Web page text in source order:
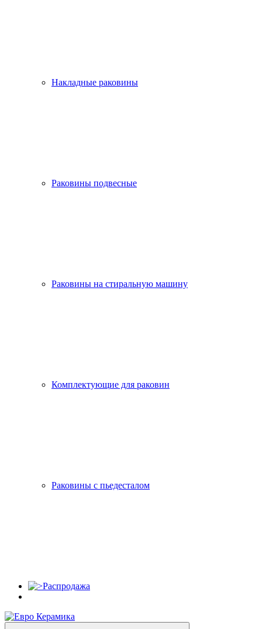
Накладные раковины
Раковины подвесные
Раковины на стиральную машину
Комплектующие для раковин
Раковины с пьедесталом
Распродажа